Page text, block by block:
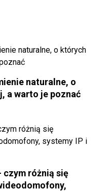
naturalne, o
a warto je poznać
czym różnią się